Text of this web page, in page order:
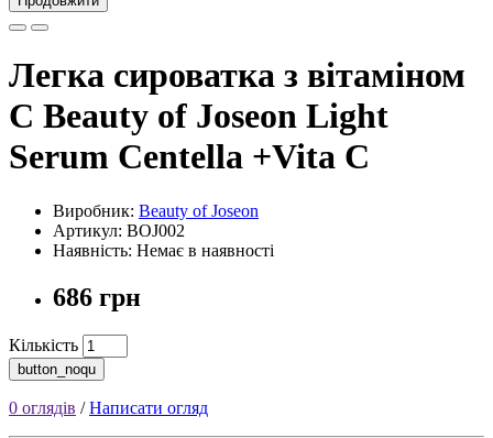
Легка сироватка з вітаміном
С Beauty of Joseon Light
Serum Centella +Vita C
Виробник: Beauty of Joseon
Артикул: BOJ002
Наявність: Немає в наявності
686 грн
Кількість
button_noqu
0 оглядів /Написати огляд